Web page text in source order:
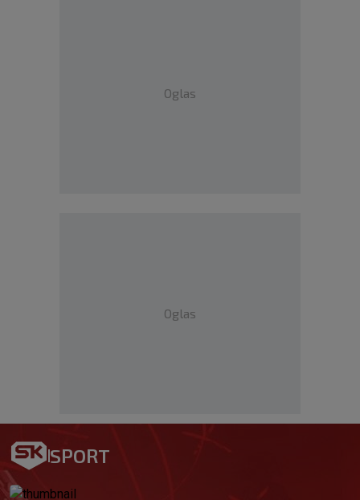
Oglas
Oglas
SPORT